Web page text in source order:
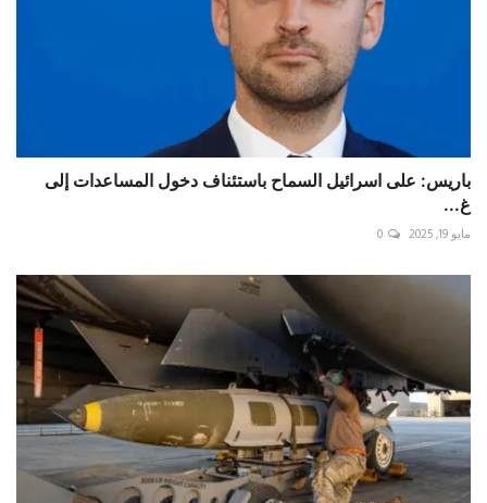
باريس: على اسرائيل السماح باستئناف دخول المساعدات إلى
غ...
مايو 19, 2025 0